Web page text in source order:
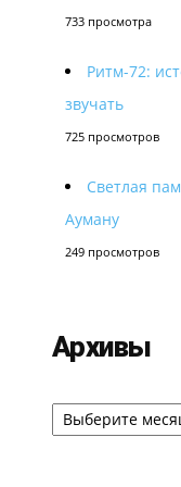
733 просмотра
Ритм-72:
звучать
725 просмотров
Светлая
Ауману
249 просмотров
Архивы
Архивы